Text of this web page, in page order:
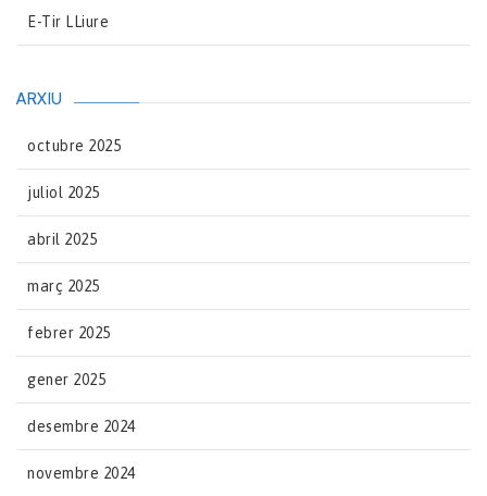
E-Tir LLiure
ARXIU
octubre 2025
juliol 2025
abril 2025
març 2025
febrer 2025
gener 2025
desembre 2024
novembre 2024